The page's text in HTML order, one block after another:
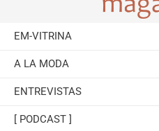
EM-VITRINA
A LA MODA
ENTREVISTAS
[ PODCAST ]